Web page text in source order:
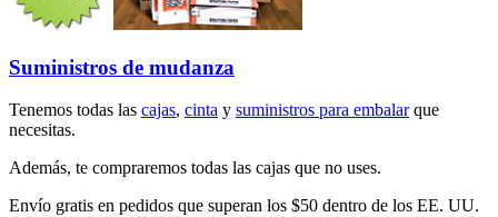
Suministros de mudanza
Tenemos todas las cajas, cinta y suministros para embalarque
necesitas.
Además, te compraremos todas las cajas que no uses.
Envío gratis en pedidos que superan los $50 dentro de los EE. UU.